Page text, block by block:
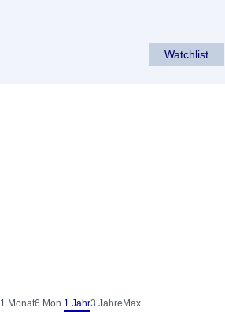
Watchlist
1 Monat6 Mon.1 Jahr3 Jahre Max.